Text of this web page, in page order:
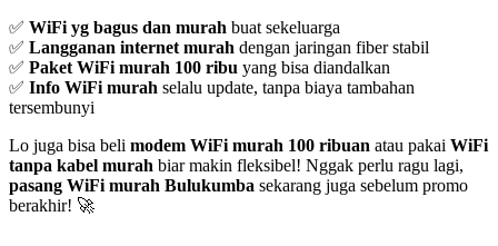
✅ WiFi yg bagus dan murah buat sekeluarga
✅ Langganan internet murah dengan jaringan fiber stabil
✅ Paket WiFi murah 100 ribu yang bisa diandalkan
✅ Info WiFi murah selalu update, tanpa biaya tambahan
tersembunyi
Lo juga bisa beli modem WiFi murah 100 ribuan atau pakai WiFi
tanpa kabel murah biar makin fleksibel! Nggak perlu ragu lagi,
pasang WiFi murah Bulukumba sekarang juga sebelum promo
berakhir! 🚀